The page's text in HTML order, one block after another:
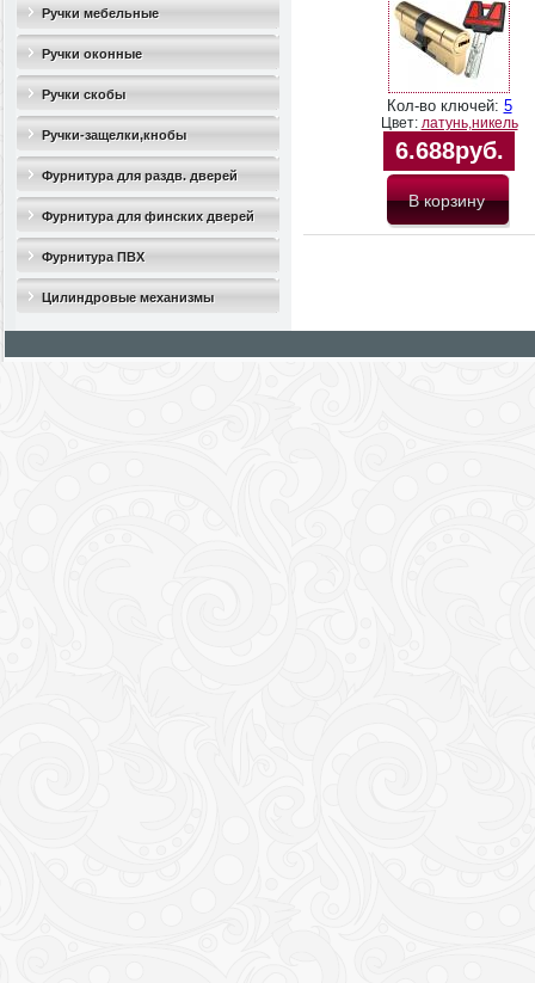
Ручки мебельные
Ручки оконные
Ручки скобы
Ручки-защелки,кнобы
Фурнитура для раздв. дверей
Фурнитура для финских дверей
Фурнитура ПВХ
Цилиндровые механизмы
Кол-во ключей: 5
Цвет: латунь,никель
6.688руб.